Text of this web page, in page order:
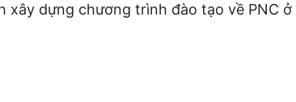
xây dựng chương trình đào tạo về PNC ở